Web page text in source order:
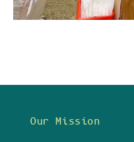
Our Mission